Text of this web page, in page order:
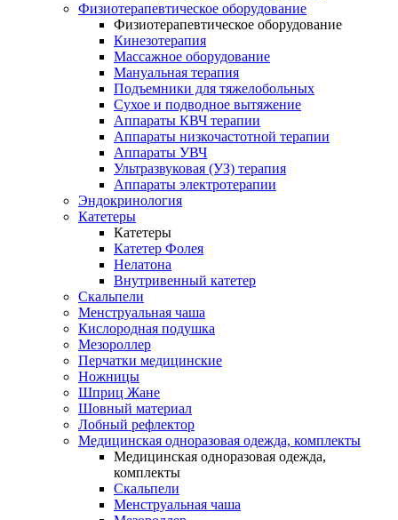
Физиотерапевтическое оборудование
Физиотерапевтическое оборудование
Кинезотерапия
Массажное оборудование
Мануальная терапия
Подъемники для тяжелобольных
Сухое и подводное вытяжение
Аппараты КВЧ терапии
Аппараты низкочастотной терапии
Аппараты УВЧ
Ультразвуковая (УЗ) терапия
Аппараты электротерапии
Эндокринология
Катетеры
Катетеры
Катетер Фолея
Нелатона
Внутривенный катетер
Скальпели
Менструальная чаша
Кислородная подушка
Мезороллер
Перчатки медицинские
Ножницы
Шприц Жане
Шовный материал
Лобный рефлектор
Медицинская одноразовая одежда, комплекты
Медицинская одноразовая одежда,
комплекты
Скальпели
Менструальная чаша